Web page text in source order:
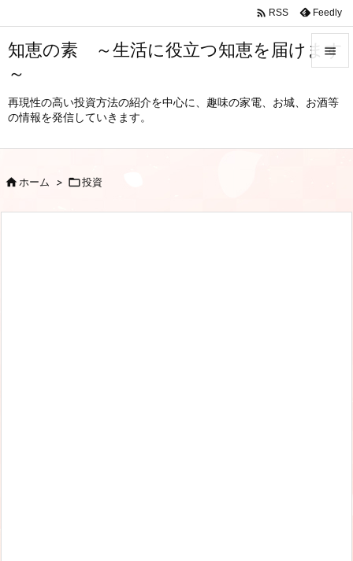
知恵の素 ～生活に役立つ知恵を届けます
～
再現性の高い投資方法の紹介を中心に、趣味の家電、お城、お酒等
の情報を発信していきます。

メニュ
 RSS Feedly
ホーム > 投資